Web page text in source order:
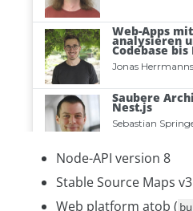
Node-API version 8
Stable Source Maps v3
Web platform atob (